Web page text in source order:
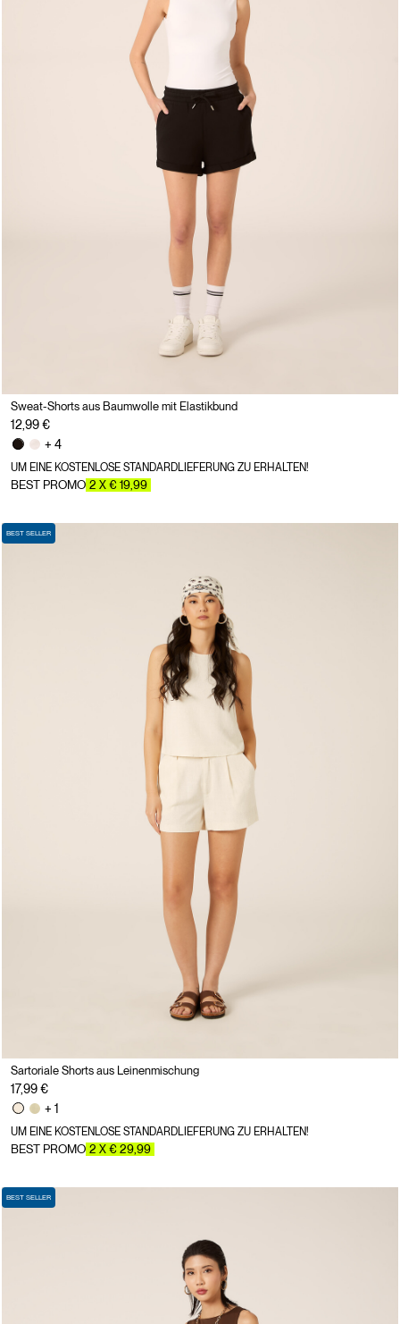
Sweat-Shorts aus Baumwolle mit Elastikbund
12,99 €
+ 4
UM EINE KOSTENLOSE STANDARDLIEFERUNG ZU ERHALTEN!
BEST PROMO 2 X € 19,99
BEST SELLER
Sartoriale Shorts aus Leinenmischung
17,99 €
+ 1
UM EINE KOSTENLOSE STANDARDLIEFERUNG ZU ERHALTEN!
BEST PROMO 2 X € 29,99
BEST SELLER